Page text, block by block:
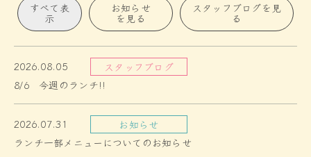
すべて表
示
お知らせ
を見る
スタッフブログを見
る
2026.08.05
スタッフブログ
8/6 今週のランチ!!
2026.07.31
お知らせ
ランチ一部メニューについてのお知らせ